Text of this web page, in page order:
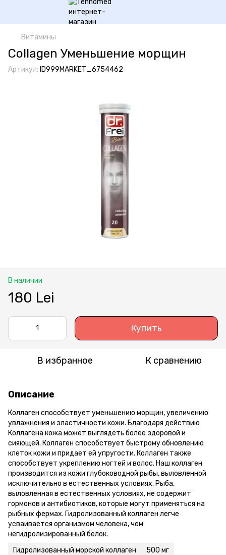
Витамины
Collagen Уменьшение морщин
Артикул: ID999MARKET_6754462
В наличии
180 Lei
Купить
В избранное К сравнению
Описание
Коллаген способствует уменьшению морщин, увеличению
увлажнения и эластичности кожи. Благодаря действию
Коллагена кожа может выглядеть более здоровой и
сияющей. Коллаген способствует быстрому обновлению
клеток кожи и придает ей упругости. Коллаген также
способствует укреплению ногтей и волос. Наш коллаген
производится из кожи глубоководной рыбы, выловленной
исключительно в естественных условиях. Рыба,
выловленная в естественных условиях, не содержит
гормонов и антибиотиков, которые могут применяться на
рыбных фермах. Гидролизованный коллаген легче
усваивается организмом человека, чем
негидролизированный белок.
Гидролизованный морской коллаген
500 мг